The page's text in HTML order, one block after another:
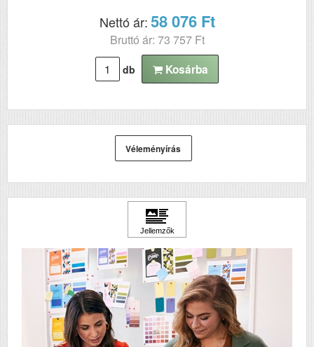
Nettó ár:58 076 Ft
Bruttó ár: 73 757 Ft
db Kosárba
Véleményírás